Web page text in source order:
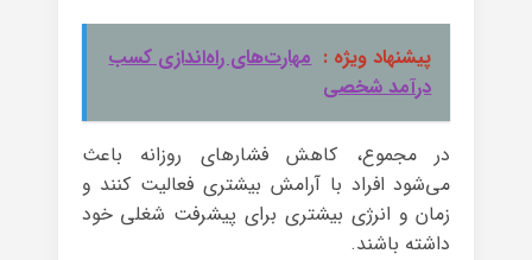
پیشنهاد ویژه : مهارت‌های راه‌اندازی کسب
درآمد شخصی
در مجموع، کاهش فشارهای روزانه باعث
می‌شود افراد با آرامش بیشتری فعالیت کنند و
زمان و انرژی بیشتری برای پیشرفت شغلی خود
داشته باشند.